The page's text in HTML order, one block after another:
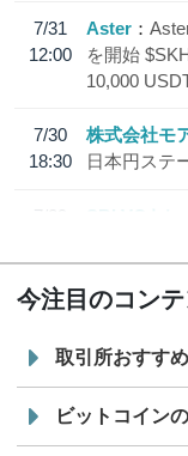
7/31
12:00
Aster
を開始
10,000
7/30
18:30
株式会社モ
日本円ステ
7/29
SBI VCト
今注目のコン
取引所おすす
ビットコイン